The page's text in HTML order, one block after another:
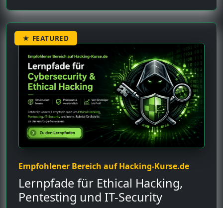
★ FEATURED
Empfohlener Bereich auf Hacking-Kurse.de
Lernpfade für Ethical Hacking,
Pentesting und IT-Security